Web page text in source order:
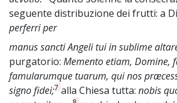
seguente distribuzione dei frutti: a
perferri per
manus sancti Angeli tui in sublime
purgatorio: Memento etiam, Domine,
famularumque tuarum, qui nos
signo fidei;7 alla Chiesa tutta: nobis